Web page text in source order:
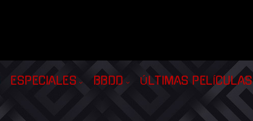
ESPECIALES BBDD ÚLTIMAS PELÍCULAS